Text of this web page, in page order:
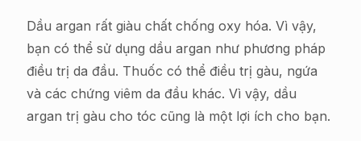
Dầu argan rất giàu chất chống oxy hóa. Vì vậy,
bạn có thể sử dụng dầu argan như phương pháp
điều trị da đầu. Thuốc có thể điều trị gàu, ngứa
và các chứng viêm da đầu khác. Vì vậy, dầu
argan trị gàu cho tóc cũng là một lợi ích cho bạn.